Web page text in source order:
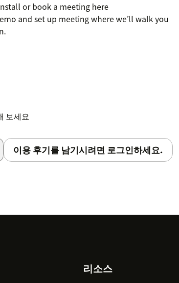
or book a meeting here
and set up meeting where we’ll walk you
보세요
이용 후기를 남기시려면 로그인하세요.
리소스